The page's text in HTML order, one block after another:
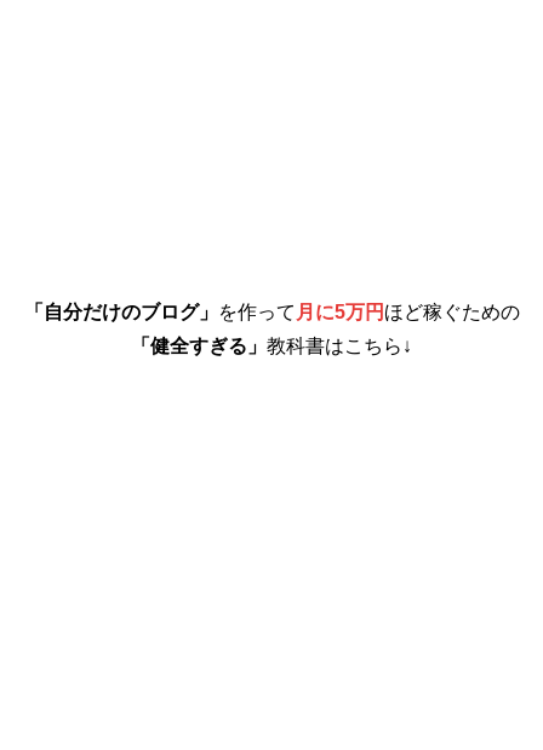
「自分だけのブログ」 を作って 月に5万円 ほど稼ぐための
「健全すぎる」 教科書はこちら↓